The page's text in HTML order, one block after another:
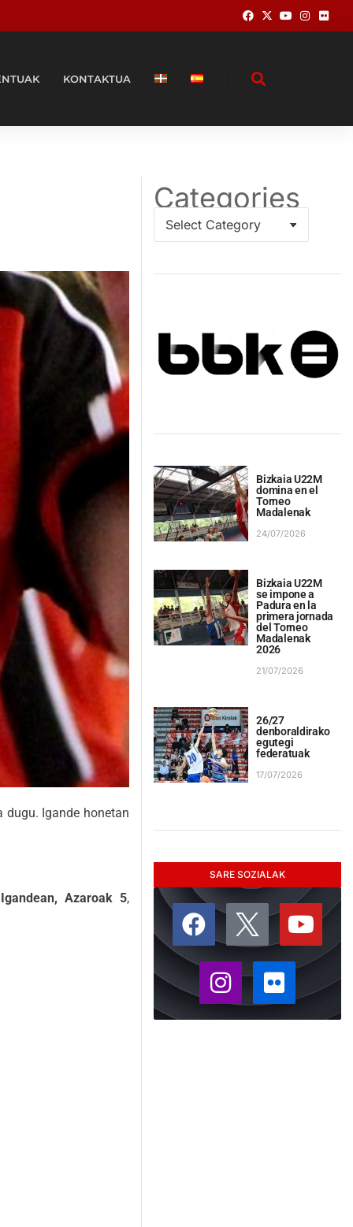
KONTAKTUA
dugu. Igande honetan
Igandean,Azaroak 5,
Categories
Bizkaia U22M
domina en el
Torneo
Madalenak
24/07/2026
Bizkaia U22M
se impone a
Padura en la
primera jornada
del Torneo
Madalenak
2026
21/07/2026
26/27
denboraldirako
egutegi
federatuak
17/07/2026
SARE SOZIALAK